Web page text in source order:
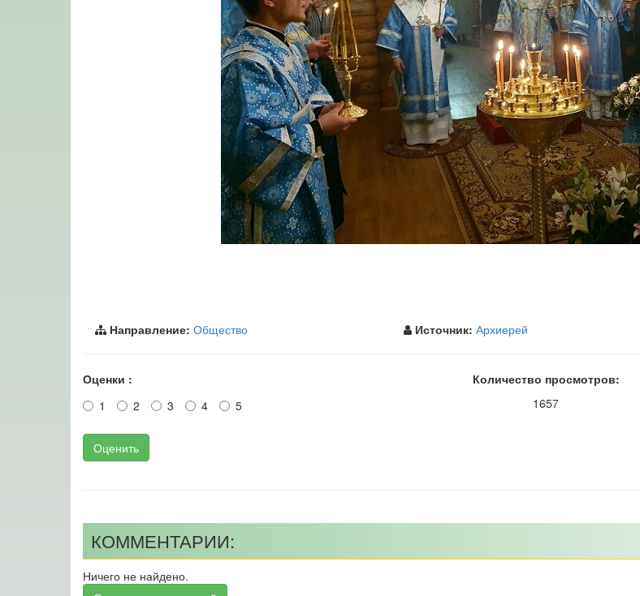
Направление: Общество Источник: Архиерей
Оценки :
1
2 3 4 5
Оценить
Количество просмотров:
1657
КОММЕНТАРИИ:
Ничего не найдено.